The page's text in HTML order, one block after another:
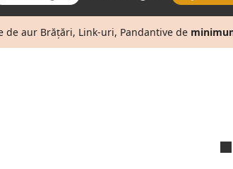
de aur Brățări, Link-uri, Pandantive de